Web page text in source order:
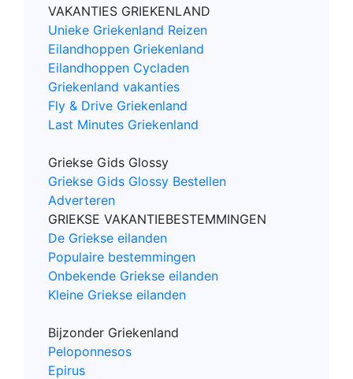
VAKANTIES GRIEKENLAND
Unieke Griekenland Reizen
Eilandhoppen Griekenland
Eilandhoppen Cycladen
Griekenland vakanties
Fly & Drive Griekenland
Last Minutes Griekenland
Griekse Gids Glossy
Griekse Gids Glossy Bestellen
Adverteren
GRIEKSE VAKANTIEBESTEMMINGEN
De Griekse eilanden
Populaire bestemmingen
Onbekende Griekse eilanden
Kleine Griekse eilanden
Bijzonder Griekenland
Peloponnesos
Epirus